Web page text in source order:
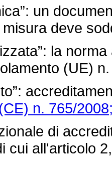
un
deve
la
(UE)
n. 765/
di
cui all'articolo